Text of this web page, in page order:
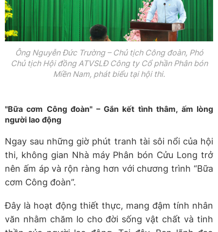
Ông Nguyễn Đức Trường – Chủ tịch Công đoàn, Phó
Chủ tịch Hội đồng ATVSLĐ Công ty Cổ phần Phân bón
Miền Nam, phát biểu tại hội thi.
"Bữa cơm Công đoàn" – Gắn kết tình thâm, ấm lòng
người lao động
Ngay sau những giờ phút tranh tài sôi nổi của hội
thi, không gian Nhà máy Phân bón Cửu Long trở
nên ấm áp và rộn ràng hơn với chương trình “Bữa
cơm Công đoàn”.
Đây là hoạt động thiết thực, mang đậm tính nhân
văn nhằm chăm lo cho đời sống vật chất và tinh